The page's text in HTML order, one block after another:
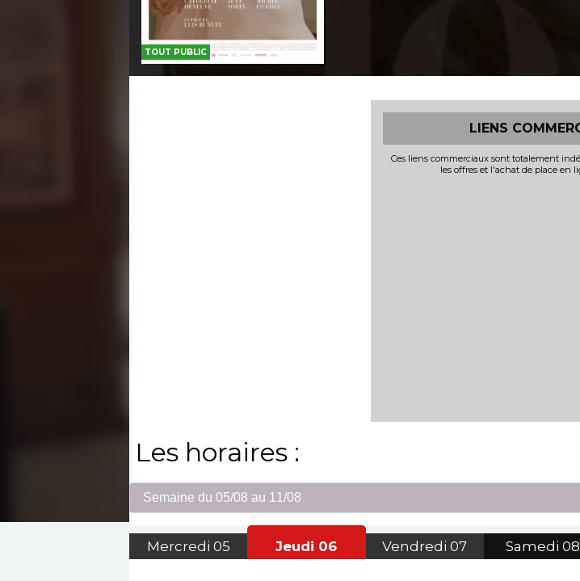
TOUT PUBLIC
LIENS
Ces liens commerciaux sont totalement
les offres et l'achat de place en
Les horaires :
Mercredi 05 Jeudi 06 Vendredi 07 Samedi 08